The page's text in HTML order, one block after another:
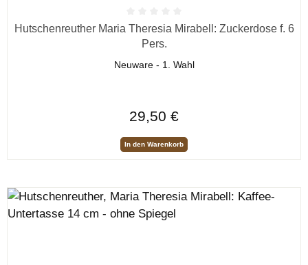
Durchschnittliche Bewertung von 0 von 5 Sternen
Hutschenreuther Maria Theresia Mirabell: Zuckerdose f. 6
Pers.
Neuware - 1. Wahl
29,50 €
In den Warenkorb